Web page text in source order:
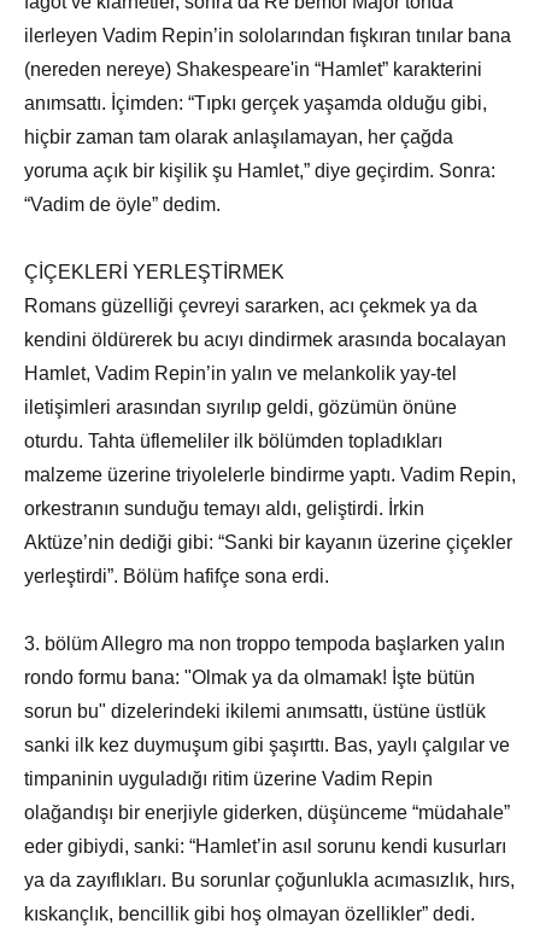
ilerleyen Vadim Repin’in sololarından fışkıran tınılar bana
(nereden nereye) Shakespeare'in “Hamlet” karakterini
anımsattı. İçimden: “Tıpkı gerçek yaşamda olduğu gibi,
hiçbir zaman tam olarak anlaşılamayan, her çağda
yoruma açık bir kişilik şu Hamlet,” diye geçirdim. Sonra:
“Vadim de öyle” dedim.
ÇİÇEKLERİ YERLEŞTİRMEK
Romans güzelliği çevreyi sararken, acı çekmek ya da
kendini öldürerek bu acıyı dindirmek arasında bocalayan
Hamlet, Vadim Repin’in yalın ve melankolik yay-tel
iletişimleri arasından sıyrılıp geldi, gözümün önüne
oturdu. Tahta üflemeliler ilk bölümden topladıkları
malzeme üzerine triyolelerle bindirme yaptı. Vadim Repin,
orkestranın sunduğu temayı aldı, geliştirdi. İrkin
Aktüze’nin dediği gibi: “Sanki bir kayanın üzerine çiçekler
yerleştirdi”. Bölüm hafifçe sona erdi.
3. bölüm Allegro ma non troppo tempoda başlarken yalın
rondo formu bana: "Olmak ya da olmamak! İşte bütün
sorun bu" dizelerindeki ikilemi anımsattı, üstüne üstlük
sanki ilk kez duymuşum gibi şaşırttı. Bas, yaylı çalgılar ve
timpaninin uyguladığı ritim üzerine Vadim Repin
olağandışı bir enerjiyle giderken, düşünceme “müdahale”
eder gibiydi, sanki: “Hamlet’in asıl sorunu kendi kusurları
ya da zayıflıkları. Bu sorunlar çoğunlukla acımasızlık, hırs,
kıskançlık, bencillik gibi hoş olmayan özellikler” dedi.